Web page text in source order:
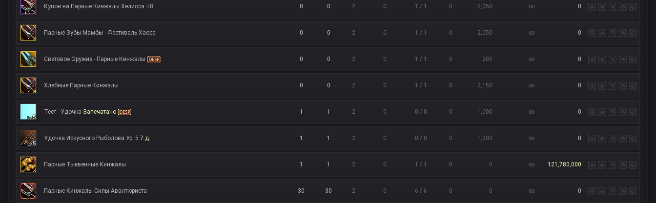
Купон на Парные Кинжалы Хелиоса +8 0 0 2 0 1 / 1 0 2,050 ∞ 0
Парные Зубы Мамбы - Фестиваль Хаоса 0 0 2 0 1 / 1 0 2,050 ∞ 0
Световое Оружие - Парные Кинжалы 0 0 2 0 1 / 1 0 205 ∞ 0
Хлебные Парные Кинжалы 0 0 2 0 1 / 1 0 2,150 ∞ 0
Тест - Удочка Запечатано 1 1 2 0 0 / 0 0 1,000 ∞ 0
Удочка Искусного Рыболова Ур. 5 7 д. 1 1 2 0 0 / 0 0 1,000 ∞ 0
Парные Тыквенные Кинжалы 1 1 2 0 1 / 1 0 0 ∞ 121,780,000
Парные Кинжалы Силы Авантюриста 30 30 2 0 6 / 6 0 0 ∞ 0